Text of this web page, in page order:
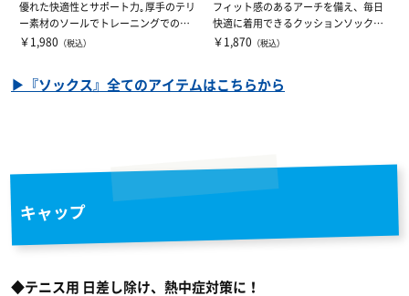
優れた快適性とサポート力｡厚手のテリ
ー素材のソールでトレーニングでの快
適性が向上...
￥1,980 （税込）
フィット感のあるアーチを備え、毎日
快適に着用できるクッションソック
ス。足に気を配...
￥1,870 （税込）
▶『ソックス』全てのアイテムはこちらから
キャップ
◆テニス用 日差し除け、熱中症対策に！